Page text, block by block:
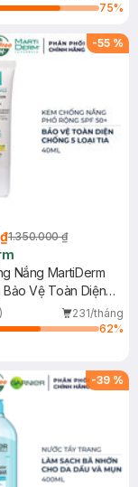
75%
-55 %
1.350.000 ₫
Nắng MartiDerm
Bảo Vệ Toàn Diện
231/tháng
62%
-39 %